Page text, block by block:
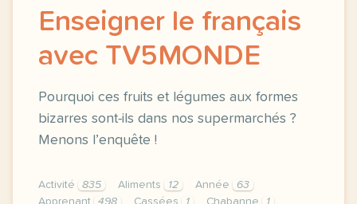
Enseigner le français
avec TV5MONDE
Pourquoi ces fruits et légumes aux formes
bizarres sont-ils dans nos supermarchés ?
Menons l’enquête !
Activité 835 Aliments 12 Année
63
Apprenant
498 Cassées 1 Chabanne
1